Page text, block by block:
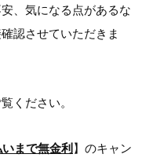
、気になる点があるな
認させていただきま
ください。
まで無金利 】のキャン